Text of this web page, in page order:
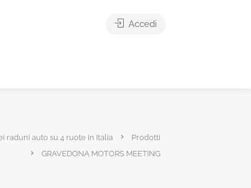
Accedi
raduni auto su 4 ruote in Italia
Prodotti
GRAVEDONA MOTORS MEETING